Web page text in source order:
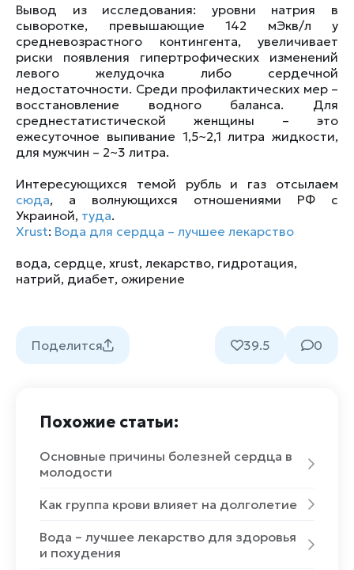
Вывод из исследования: уровни натрия в
сыворотке, превышающие 142 мЭкв/л у
средневозрастного контингента, увеличивает
риски появления гипертрофических изменений
левого желудочка либо сердечной
недостаточности. Среди профилактических мер –
восстановление водного баланса. Для
среднестатистической женщины – это
ежесуточное выпивание 1,5~2,1 литра жидкости,
для мужчин – 2~3 литра.
Интересующихся темой рубль и газ отсылаем
сюда, а волнующихся отношениями РФ с
Украиной, туда.
Xrust: Вода для сердца – лучшее лекарство
вода, сердце, xrust, лекарство, гидротация,
натрий, диабет, ожирение
Поделится 39.5 0
Похожие статьи:
Основные причины болезней сердца в
молодости
Как группа крови влияет на долголетие
Вода – лучшее лекарство для здоровья
и похудения